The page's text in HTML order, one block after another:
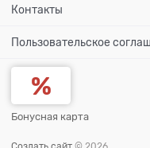
Контакты
Пользовательское
Бонусная карта